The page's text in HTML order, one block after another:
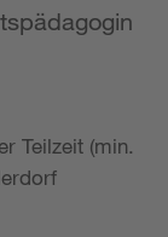
Teilzeit (min.